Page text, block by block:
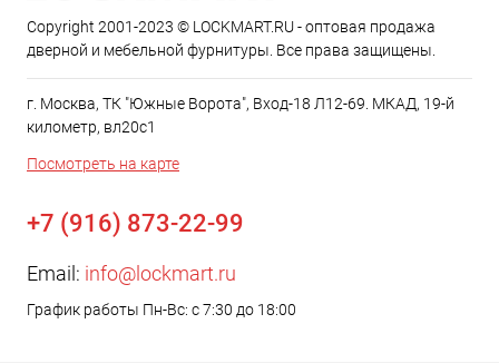
Copyright 2001-2023 © LOCKMART.RU - оптовая продажа
дверной и мебельной фурнитуры. Все права защищены.
г. Москва, ТК "Южные Ворота", Вход-18 Л12-69. МКАД, 19-й
километр, вл20с1
Посмотреть на карте
+7 (916) 873-22-99
Email: info@lockmart.ru
График работы Пн-Вс: с 7:30 до 18:00